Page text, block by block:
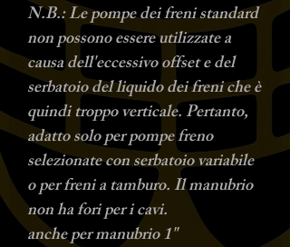
N.B.:Le pompe dei freni standard
non possono essere utilizzate a
causa dell'eccessivo offset e del
serbatoio del liquido dei freni che è
quindi troppo verticale. Pertanto,
adatto solo per pompe freno
selezionate con serbatoio variabile
o per freni a tamburo. Il manubrio
non ha fori per i cavi.
anche per manubrio 1"